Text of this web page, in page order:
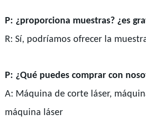
P: ¿proporciona muestras? ¿es
R: Sí, podríamos ofrecer la
P: ¿Qué puedes comprar con
A: Máquina de corte láser,
máquina láser